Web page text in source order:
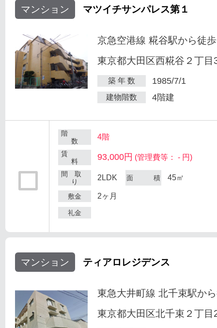
マンション マツイチサンパレス第１
京急空港線 糀谷駅から徒
東京都大田区西糀谷２丁目
築 年 数 1985/7/1
建物階数 4階建
階
数
4階
賃
料
93,000円 (管理費等： - 円)
間 取
り
2LDK 面 積 45㎡
敷金 2ヶ月
礼金
マンション ティアロレジデンス
東急大井町線 北千束駅か
東京都大田区北千束２丁目